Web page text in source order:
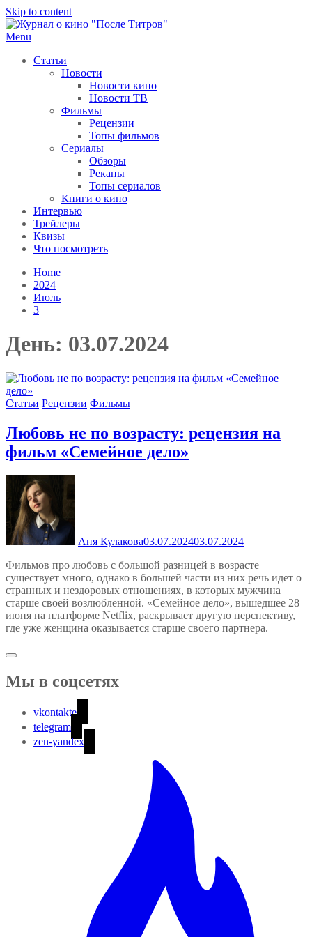
Skip to content
Menu
Статьи
Новости
Новости кино
Новости ТВ
Фильмы
Рецензии
Топы фильмов
Сериалы
Обзоры
Рекапы
Топы сериалов
Книги о кино
Интервью
Трейлеры
Квизы
Что посмотреть
Home
2024
Июль
3
День: 03.07.2024
Статьи Рецензии Фильмы
Любовь не по возрасту: рецензия на
фильм «Семейное дело»
Аня Кулакова03.07.202403.07.2024
Фильмов про любовь с большой разницей в возрасте
существует много, однако в большей части из них речь идет о
странных и нездоровых отношениях, в которых мужчина
старше своей возлюбленной. «Семейное дело», вышедшее 28
июня на платформе Netflix, раскрывает другую перспективу,
где уже женщина оказывается старше своего партнера.
Мы в соцсетях
vkontakte
telegram
zen-yandex